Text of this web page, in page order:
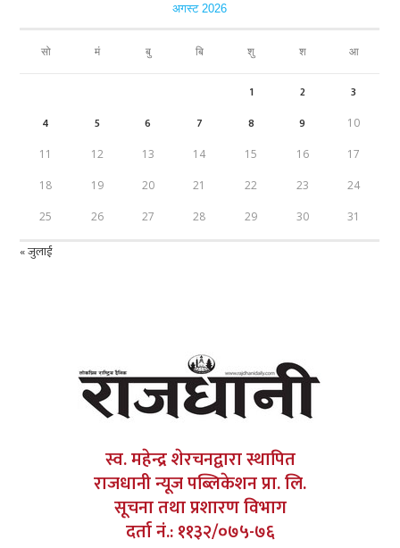
अगस्ट 2026
सो मं बु बि शु श आ
1 2
3
4
5 6 7 8 9 10
11 12 13 14 15 16 17
18 19 20 21 22 23 24
25 26 27 28 29 30 31
« जुलाई
स्व. महेन्द्र शेरचनद्वारा स्थापित
राजधानी न्यूज पब्लिकेशन प्रा. लि.
सूचना तथा प्रशारण विभाग
दर्ता नं.: ११३२/०७५-७६